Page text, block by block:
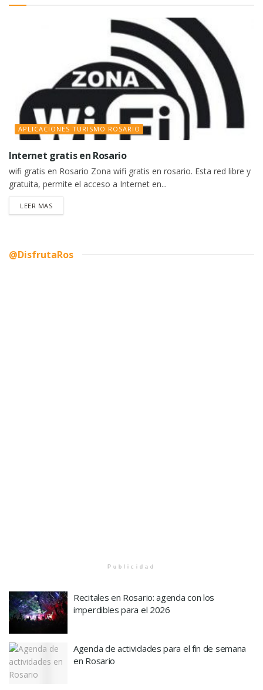
APLICACIONES TURISMO ROSARIO
Internet gratis en Rosario
wifi gratis en Rosario Zona wifi gratis en rosario. Esta red libre y
gratuita, permite el acceso a Internet en...
LEER MASDETAILS
@DisfrutaRos
Publicidad
Recitales en Rosario: agenda con los
imperdibles para el 2026
Agenda de actividades para el fin de semana
en Rosario